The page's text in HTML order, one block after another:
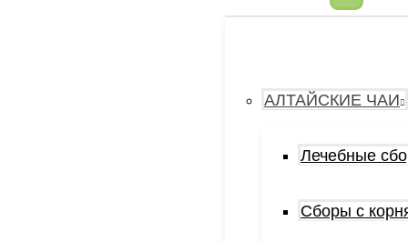
АЛТАЙСКИЕ ЧАИ
Лечебные
Сборы с